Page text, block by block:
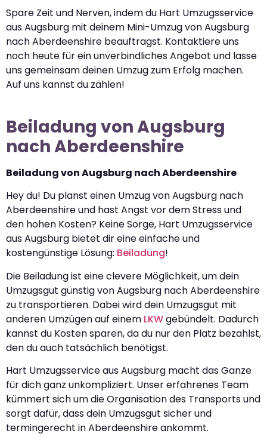
Spare Zeit und Nerven, indem du Hart Umzugsservice
aus Augsburg mit deinem Mini-Umzug von Augsburg
nach Aberdeenshire beauftragst. Kontaktiere uns
noch heute für ein unverbindliches Angebot und lasse
uns gemeinsam deinen Umzug zum Erfolg machen.
Auf uns kannst du zählen!
Beiladung von Augsburg
nach Aberdeenshire
Beiladung von Augsburg nach Aberdeenshire
Hey du! Du planst einen Umzug von Augsburg nach
Aberdeenshire und hast Angst vor dem Stress und
den hohen Kosten? Keine Sorge, Hart Umzugsservice
aus Augsburg bietet dir eine einfache und
kostengünstige Lösung: Beiladung!
Die Beiladung ist eine clevere Möglichkeit, um dein
Umzugsgut günstig von Augsburg nach Aberdeenshire
zu transportieren. Dabei wird dein Umzugsgut mit
anderen Umzügen auf einem LKWgebündelt. Dadurch
kannst du Kosten sparen, da du nur den Platz bezahlst,
den du auch tatsächlich benötigst.
Hart Umzugsservice aus Augsburg macht das Ganze
für dich ganz unkompliziert. Unser erfahrenes Team
kümmert sich um die Organisation des Transports und
sorgt dafür, dass dein Umzugsgut sicher und
termingerecht in Aberdeenshire ankommt.